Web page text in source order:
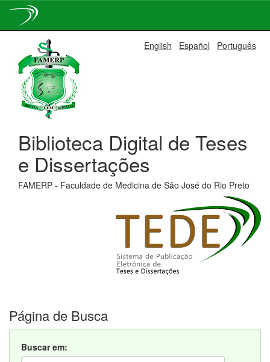
navigation
English Español Português
Biblioteca Digital de Teses
e Dissertações
FAMERP - Faculdade de Medicina de São José do Rio Preto
Página de Busca
Buscar em: